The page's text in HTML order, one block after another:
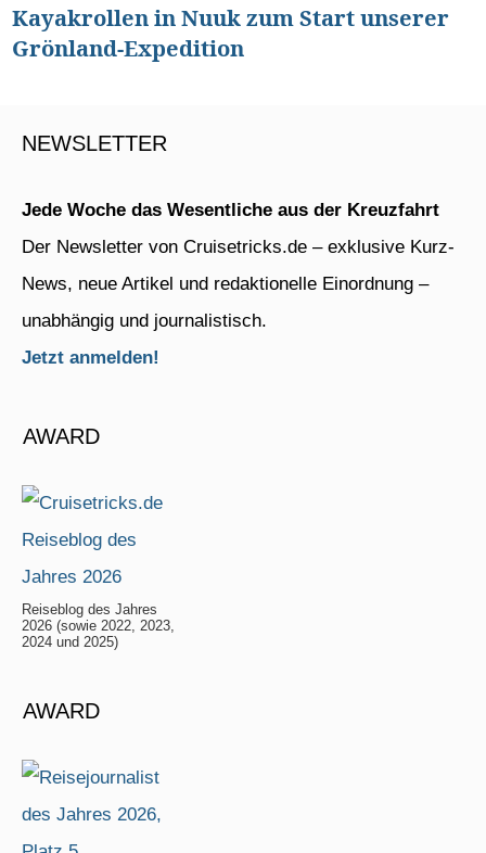
Kayakrollen in Nuuk zum Start unserer
Grönland-Expedition
NEWSLETTER
Jede Woche das Wesentliche aus der Kreuzfahrt
Der Newsletter von Cruisetricks.de – exklusive Kurz-
News, neue Artikel und redaktionelle Einordnung –
unabhängig und journalistisch.
Jetzt anmelden!
AWARD
Reiseblog des Jahres
2026 (sowie 2022, 2023,
2024 und 2025)
AWARD